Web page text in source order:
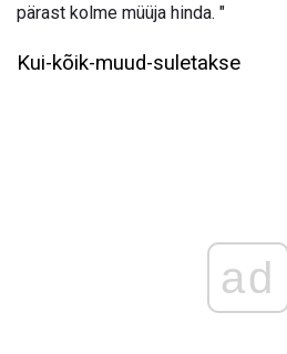
pärast kolme müüja hinda. "
Kui-kõik-muud-suletakse
ad